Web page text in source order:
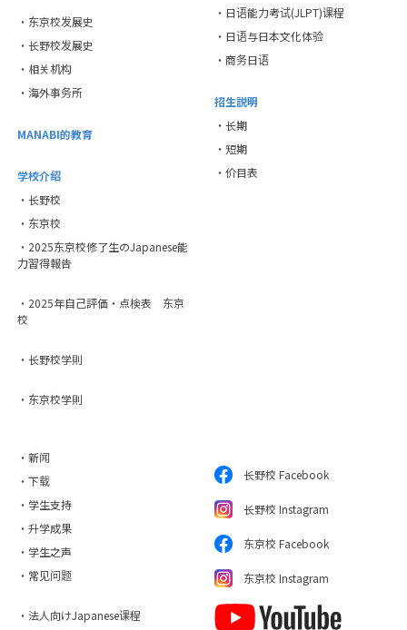
・东京校发展史
・长野校发展史
・相关机构
・海外事务所
MANABI的教育
学校介绍
・长野校
・东京校
・2025东京校修了生のJapanese能
力習得報告
・2025年自己評価・点検表 东京
校
・长野校学則
・东京校学則
・日语能力考试(JLPT)课程
・日语与日本文化体验
・商务日语
招生説明
・长期
・短期
・价目表
・新闻
・下载
・学生支持
・升学成果
・学生之声
・常见问题
・法人向けJapanese课程
长野校 Facebook
长野校 Instagram
东京校 Facebook
东京校 Instagram